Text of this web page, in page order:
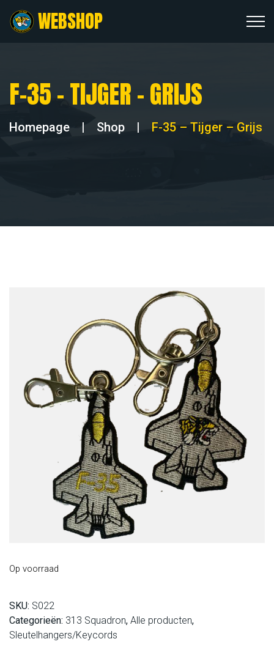
WEBSHOP
F-35 – TIJGER – GRIJS
Homepage | Shop | F-35 – Tijger – Grijs
Op voorraad
SKU: S022
Categorieën: 313 Squadron, Alle producten,
Sleutelhangers/Keycords